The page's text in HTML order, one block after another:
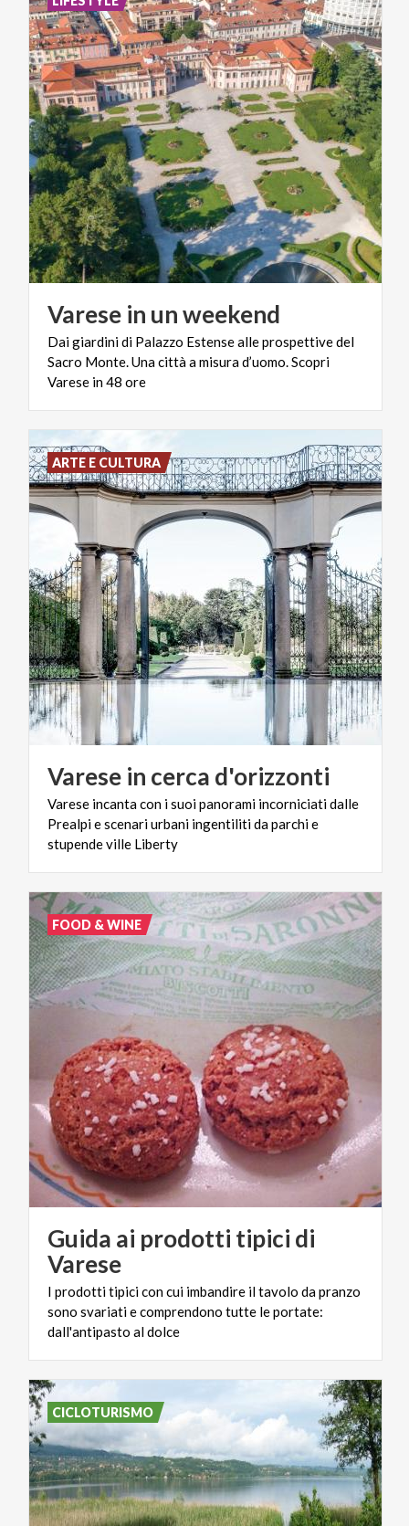
Varese in unweekend
Dai giardini di Palazzo Estense alle prospettive del
Sacro Monte. Una città a misura d’uomo. Scopri
Varese in 48 ore
Varese in cerca d'orizzonti
Varese incanta con i suoi panorami incorniciati dalle
Prealpi e scenari urbani ingentiliti da parchi e
stupende ville Liberty
ARTE E CULTURA
Guida ai prodotti tipici di
Varese
I prodotti tipici con cui imbandire il tavolo da pranzo
sono svariati e comprendono tutte le portate:
dall'antipasto al dolce
FOOD & WINE
CICLOTURISMO